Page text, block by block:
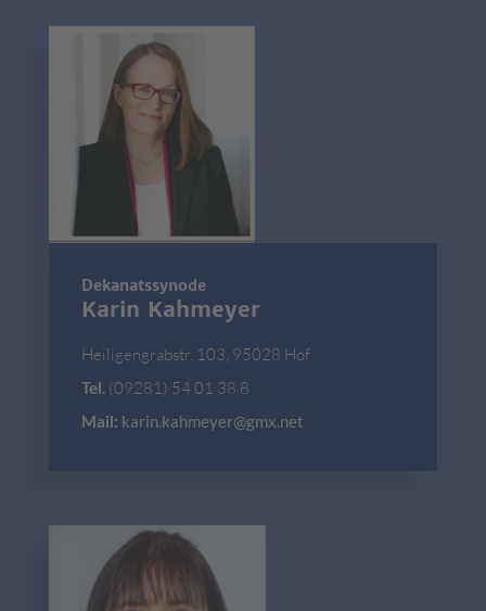
Dekanatssynode
Karin Kahmeyer
Heiligengrabstr. 103, 95028 Hof
Tel. (09281) 54 01 38 8
Mail: karin.kahmeyer@gmx.net